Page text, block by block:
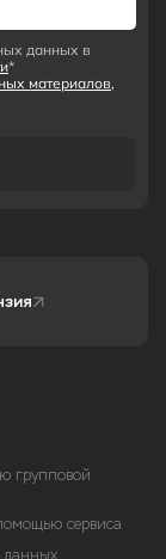
данных в
*
материалов,
групповой
сервиса